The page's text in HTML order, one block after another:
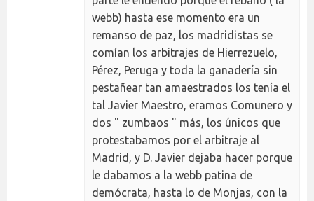
webb) hasta ese momento era un
remanso de paz, los madridistas se
comían los arbitrajes de Hierrezuelo,
Pérez, Peruga y toda la ganadería sin
pestañear tan amaestrados los tenía el
tal Javier Maestro, eramos Comunero y
dos " zumbaos " más, los únicos que
protestabamos por el arbitraje al
Madrid, y D. Javier dejaba hacer porque
le dabamos a la webb patina de
demócrata, hasta lo de Monjas, con la